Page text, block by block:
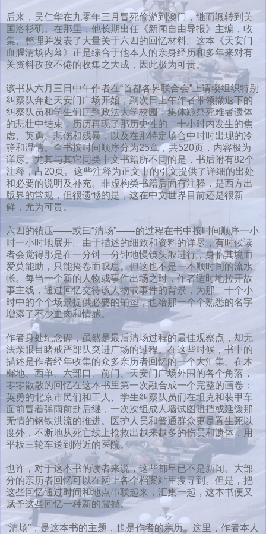
后来，吴仁华在九零年三月冒死偷游到澳门，继而辗转到美
国洛杉矶。在那里，他长期出任《新闻自由导报》主编，收
集、整理并发表了大量关于六四的回忆材料。这本《天安门
血腥清场内幕》正是综合于他本人的亲身经历和多年来对有
关资料孜孜不倦的收集之大成，因此极为可贵。
该书从六月三日中午作者在“首都各界联合会”上请缨组织特别
纠察队奔赴天安门广场开始，到次日上午作者带领撤退下的
纠察队员和学生们回到政法大学校园，集体跪祭死难者遗体
的悲壮中结束，历历再现了那历史性的二十小时内发生的焦
虑、英勇、悲伤和残暴，以及在那特定场合中时时出现的冷
静和温情。全书按时间顺序分为25章，共520页，内容极为
详尽。尤其与其它同类中文书籍所不同的是，书后附有82个
注释，占20页。这些注释为正文中的引文提供了详细的出处
和必要的说明及补充。非虚构类书籍后面有注释，是西方出
版界的常规，但很遗憾的是，这在中文世界目前还是很新
鲜，尤为可贵。
六四的镇压——或曰“清场”——的过程在书中按时间顺序一小
时一小时地展开。由于描述的细致和资料的详尽，有时候读
者会觉得那是在一分钟一分钟地慢镜头般进行，身临其境而
爱莫能助，只能掩卷而叹息。但这也不是一本顺时间的流水
帐。每当一个新的人物或事件出场之时，作者适时地拉开故
事主线，通过回忆交待该人物或事件的背景，为那二十个小
时中的个个场景提供必要的铺垫，也给那一个个熟悉的名字
增添了不少血肉和情感。
作者身处纪念碑，虽然是最后清场过程的最佳观察点，却无
法亲眼目睹戒严部队突进广场的过程。在这些时候，书中的
描述是作者经年收集的众多亲历者回忆的一个大汇集。在木
樨地、西单、六部口、前门、天安门广场外围的各个角落，
零零散散的回忆在这本书里第一次融合成一个完整的画卷：
英勇的北京市民们和工人、学生纠察队员们在坦克和装甲车
面前冒着弹雨前赴后继，一次次组成人墙试图阻挡或延缓那
无情的钢铁洪流的推进。医护人员和普通群众更是置生死以
度外，不断地从死亡线上抢救出越来越多的伤员和遗体，用
平板三轮车送到附近的医院。
也许，对于这本书的读者来说，这些都早已不是新闻。大部
分的亲历者回忆可以在网上各个档案站里搜寻到。但是，把
这些回忆通过时间和地点串联起来，汇集一起，这本书便又
赋予这些回忆一种新的震撼。
“清场”，是这本书的主题，也是作者的亲历。这里，作者本人